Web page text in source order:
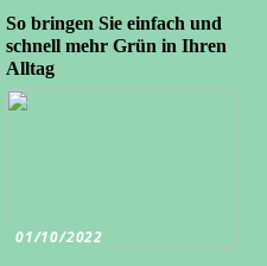
So bringen Sie einfach und
schnell mehr Grün in Ihren
Alltag
01/10/2022